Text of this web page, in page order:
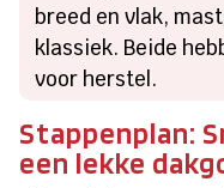
breed en vlak,
klassiek. Beide
voor herstel.
Stappenplan:
een lekke